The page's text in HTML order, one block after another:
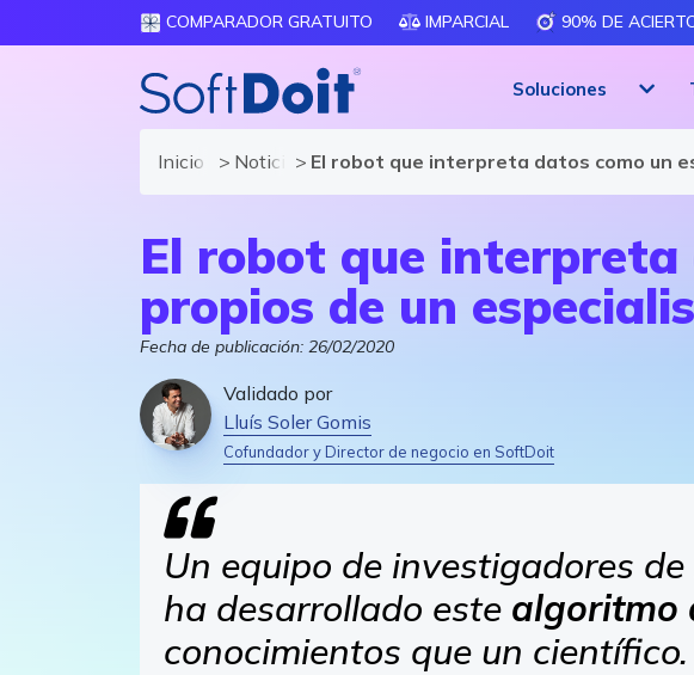
COMPARADOR GRATUITO IMPARCIAL 90% DE
Soluciones
Inicio Noticias de software y TIC
El robot que interpreta datos como un
El robot que
propios de un
Fecha de publicación: 26/02/2020
Validado por
Lluís Soler Gomis
Cofundador y Director de negocio en SoftDoit
Un equipo de investigadores
ha desarrollado este algoritmo
conocimientos que un científico.